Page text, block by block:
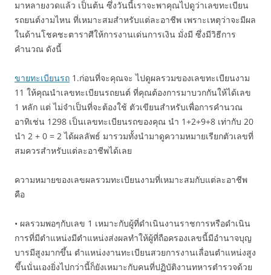
มาหลายงวดแล้ว เป็นต้น ซึ่งวันนี้เราจะพาคุณไปดูว่าเลขทะเบียน
รถยนต์งามไหน ที่เหมาะสมสำหรับแต่ละอาชีพ เพราะเหตุว่าจะมีผล
ในด้านโชคชะตาราศีให้การงานเด่นการเงิน มั่งมี ซึ่งมีวิธีการ
คำนวณ ดังนี้
ขายทะเบียนรถ 1.ก่อนที่จะคุณจะ ไปดูผลรวมของเลขทะเบียนงาม
11 ให้คุณนำเลขทะเบียนรถยนต์ ที่คุณต้องการมาบวกกันให้ได้เลข
1 หลัก แต่ ไม่จำเป็นที่จะต้องใช้ ตัวเขียนสำหรับเพื่อการคำนวณ
อาทิเช่น 1298 เป็นเลขทะเบียนรถของคุณ นำ 1+2+9+8 เท่ากับ 20
นำ 2 + 0 = 2 ได้ผลลัพธ์ มารวมทั้งนำมาดูความหมายเรียกตัวเลขที่
สมควรสำหรับแต่ละอาชีพได้เลย
ความหมายของเลขผลรวมทะเบียนงามที่เหมาะสมกับแต่ละอาชีพ
คือ
• ผลรวมพอๆกับเลข 1 เหมาะกับผู้ที่ดำเนินงานราชการหรือดำเนิน
การที่มีตำแหน่งมีตำแหน่งส่งผลทำให้ผู้ที่ถือครองเลขนี้มีอำนาจบุญ
บารมีสูงมากขึ้น ตำแหน่งงานทะเบียนสวยการงานเลื่อนตำแหน่งสูง
ขึ้นนั่นเองยิ่งไปกว่านี้ก็ยังเหมาะกับคนที่ปฏิบัติงานทหารตำรวจด้วย